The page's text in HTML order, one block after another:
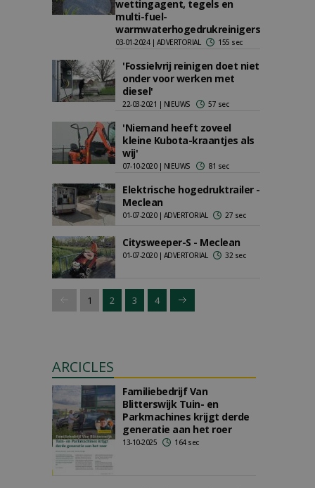
wettingagent, tegels en
multi-fuel-
warmwaterhogedrukreinigers
03-01-2024 | ADVERTORIAL 155 sec
'Fossielvrij reinigen doet niet
onder voor werken met
diesel'
22-03-2021 | NIEUWS 57 sec
'Niemand heeft zoveel
kleine Kubota-kraantjes als
wij'
07-10-2020 | NIEUWS 81 sec
Elektrische hogedruktrailer -
Meclean
01-07-2020 | ADVERTORIAL 27 sec
Citysweeper-S - Meclean
01-07-2020 | ADVERTORIAL 32 sec
1 2 3 4
ARCICLES
Familiebedrijf Van
Blitterswijk Tuin- en
Parkmachines krijgt derde
generatie aan het roer
13-10-2025 164 sec